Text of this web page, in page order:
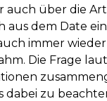
über die Art
aus dem Date
immer
Die Frage
dabei zu